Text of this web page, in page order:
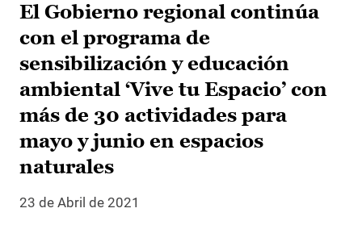
El Gobierno regional continúa
con el programa de
sensibilización y educación
ambiental ‘Vive tu Espacio’ con
más de 30 actividades para
mayo y junio en espacios
naturales
23 de Abril de 2021